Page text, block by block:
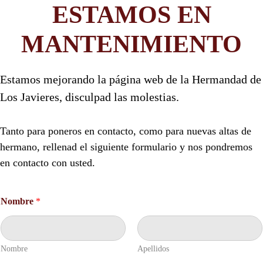
ESTAMOS EN
MANTENIMIENTO
Estamos mejorando la página web de la Hermandad de
Los Javieres, disculpad las molestias.
Tanto para poneros en contacto, como para nuevas altas de
hermano, rellenad el siguiente formulario y nos pondremos
en contacto con usted.
Nombre *
Nombre Apellidos